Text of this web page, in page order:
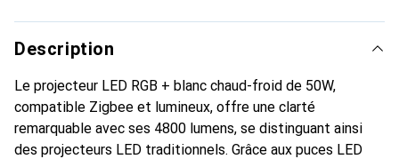
Description
Le projecteur LED RGB + blanc chaud-froid de 50W,
compatible Zigbee et lumineux, offre une clarté
remarquable avec ses 4800 lumens, se distinguant ainsi
des projecteurs LED traditionnels. Grâce aux puces LED